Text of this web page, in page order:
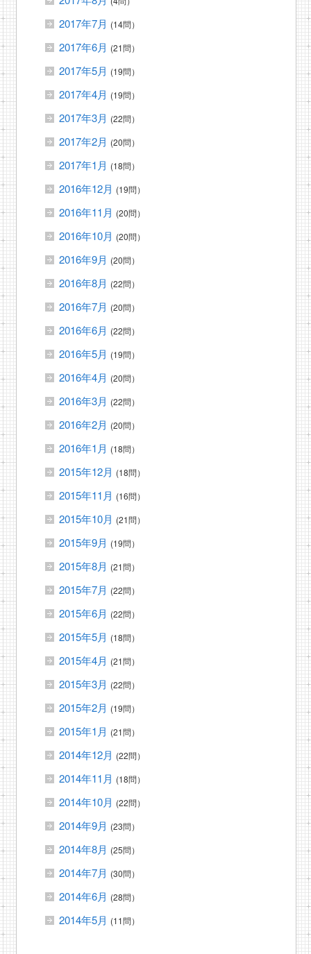
2017年7月 (14問）
2017年6月 (21問）
2017年5月 (19問）
2017年4月 (19問）
2017年3月 (22問）
2017年2月 (20問）
2017年1月 (18問）
2016年12月 (19問）
2016年11月 (20問）
2016年10月 (20問）
2016年9月 (20問）
2016年8月 (22問）
2016年7月 (20問）
2016年6月 (22問）
2016年5月 (19問）
2016年4月 (20問）
2016年3月 (22問）
2016年2月 (20問）
2016年1月 (18問）
2015年12月 (18問）
2015年11月 (16問）
2015年10月 (21問）
2015年9月 (19問）
2015年8月 (21問）
2015年7月 (22問）
2015年6月 (22問）
2015年5月 (18問）
2015年4月 (21問）
2015年3月 (22問）
2015年2月 (19問）
2015年1月 (21問）
2014年12月 (22問）
2014年11月 (18問）
2014年10月 (22問）
2014年9月 (23問）
2014年8月 (25問）
2014年7月 (30問）
2014年6月 (28問）
2014年5月 (11問）